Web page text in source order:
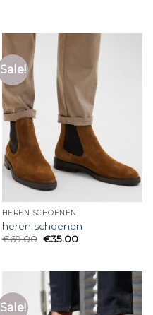
Sale!
HEREN SCHOENEN
heren schoenen
€69.00 €35.00
Sale!